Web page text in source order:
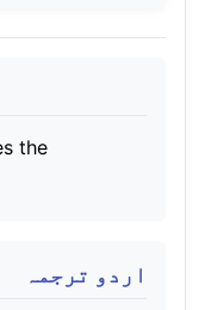
the
اردو ترجمہ